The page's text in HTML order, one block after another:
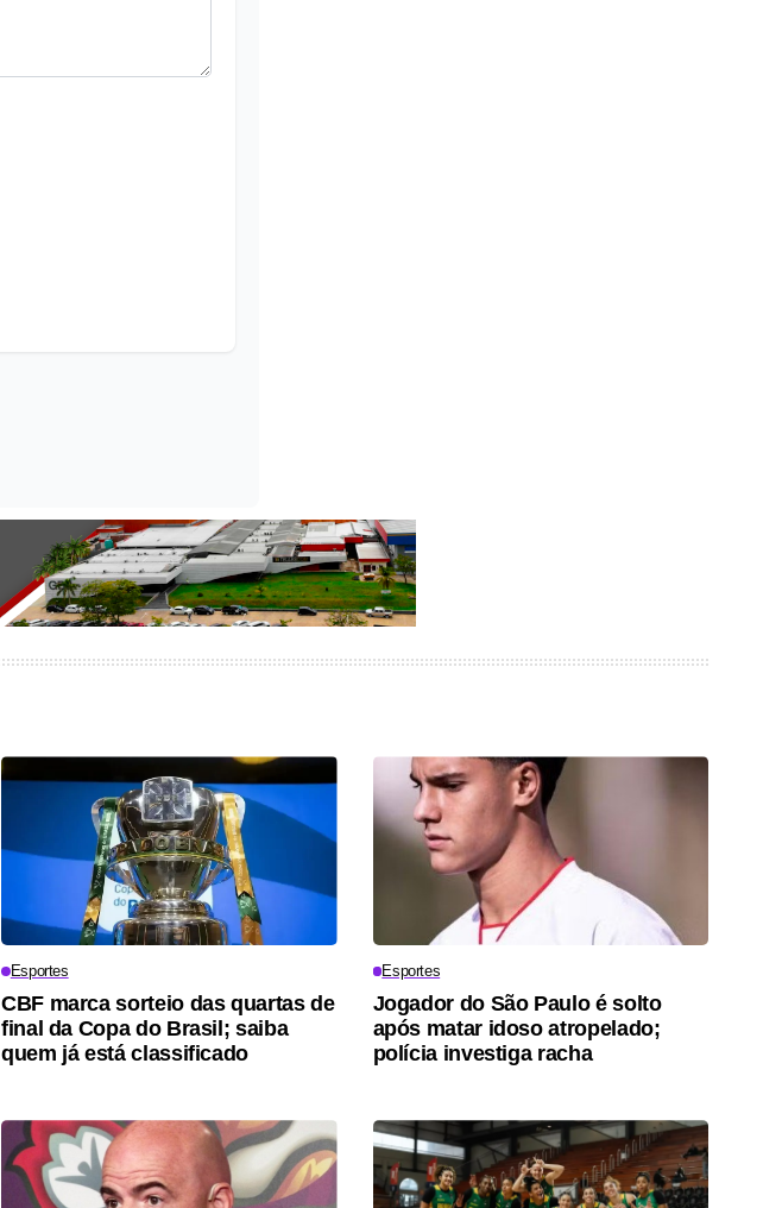
Esportes
CBF marca sorteio das quartas de
final da Copa do Brasil; saiba
quem já está classificado
Esportes
Jogador do São Paulo é solto
após matar idoso atropelado;
polícia investiga racha